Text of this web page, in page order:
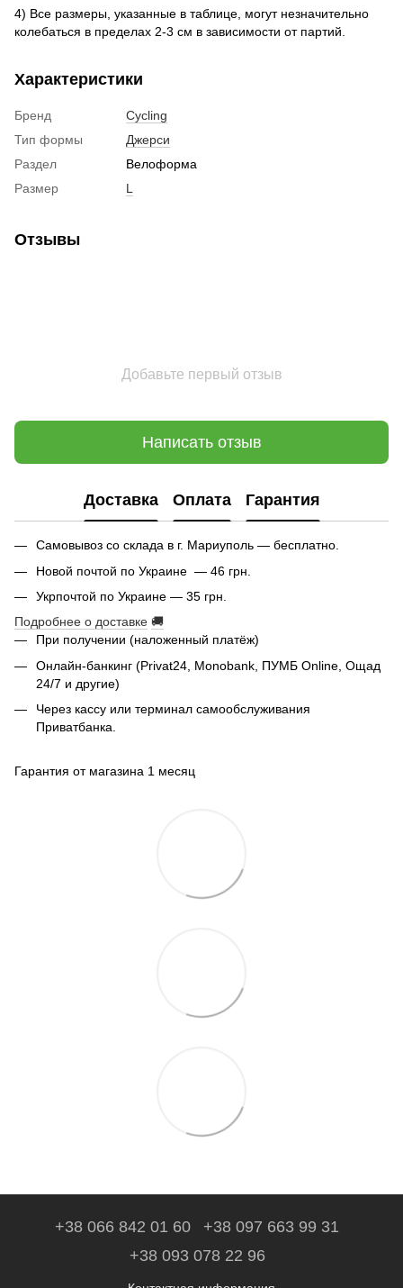
4) Все размеры, указанные в таблице, могут незначительно
колебаться в пределах 2-3 см в зависимости от партий.
Характеристики
Бренд
Cycling
Тип формы
Джерси
Раздел
Велоформа
Размер
L
Отзывы
Добавьте первый отзыв
Написать отзыв
Доставка Оплата Гарантия
Самовывоз со склада в г. Мариуполь — бесплатно.
Новой почтой по Украине — 46 грн.
Укрпочтой по Украине — 35 грн.
Подробнее о доставке 🚚
При получении (наложенный платёж)
Онлайн-банкинг (Privat24, Monobank, ПУМБ Online, Ощад
24/7 и другие)
Через кассу или терминал самообслуживания
Приватбанка.
Гарантия от магазина 1 месяц
+38 066 842 01 60
+38 097 663 99 31
+38 093 078 22 96